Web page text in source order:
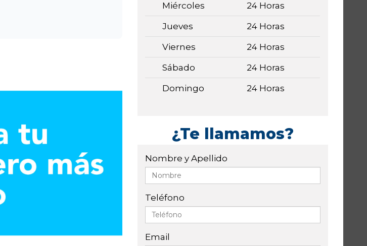
Miércoles 24 Horas
Jueves 24 Horas
Viernes 24 Horas
Sábado 24 Horas
Domingo 24 Horas
¿Te llamamos?
Nombre y Apellido
Teléfono
Email